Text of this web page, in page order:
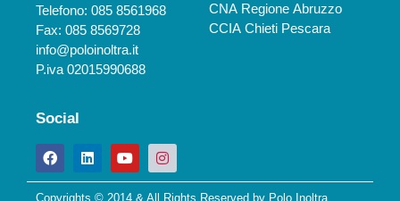
Telefono: 085 8561968
Fax: 085 8569728
info@poloinoltra.it
P.iva 02015990688
CNA Regione Abruzzo
CCIA Chieti Pescara
Social
Copyrights © 2014 & All Rights Reserved by Polo Inoltra.